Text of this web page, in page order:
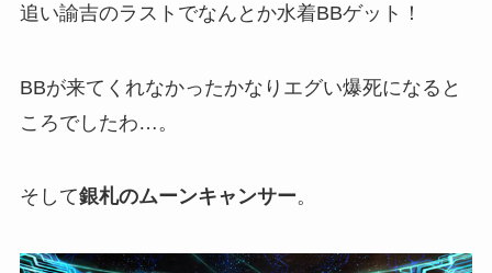
追い諭吉のラストでなんとか水着BBゲット！
BBが来てくれなかったかなりエグい爆死になると
ころでしたわ…。
そして銀札のムーンキャンサー。